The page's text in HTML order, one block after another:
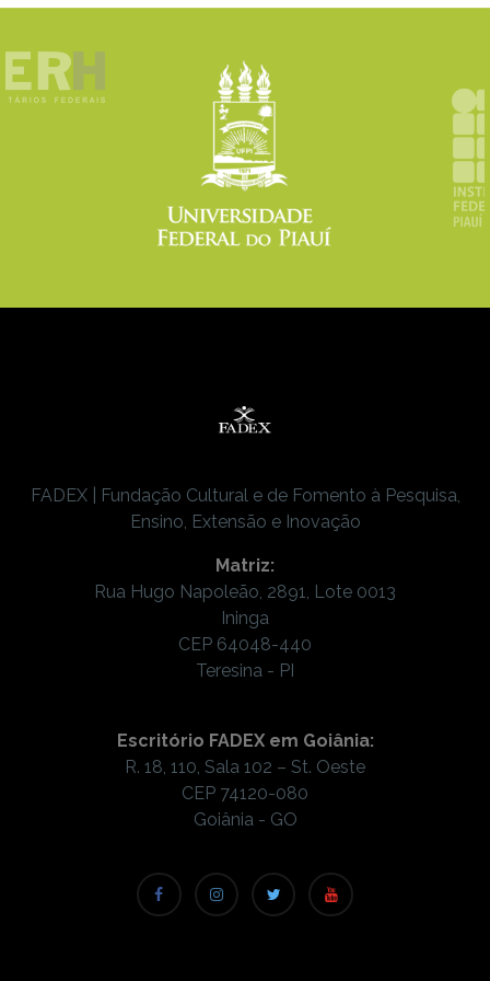
FADEX | Fundação Cultural e de Fomento à Pesquisa,
Ensino, Extensão e Inovação
Matriz:
Rua Hugo Napoleão, 2891, Lote 0013
Ininga
CEP 64048-440
Teresina - PI
Escritório FADEX em Goiânia:
R. 18, 110, Sala 102 – St. Oeste
CEP 74120-080
Goiânia - GO